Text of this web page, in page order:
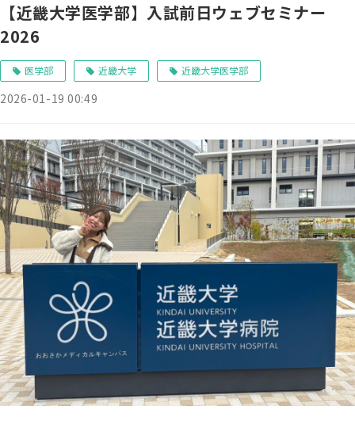
【近畿大学医学部】入試前日ウェブセミナー
2026
医学部 近畿大学 近畿大学医学部
2026-01-19 00:49